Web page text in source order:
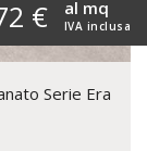
€ IVA inclusa
al mq
Serie Era